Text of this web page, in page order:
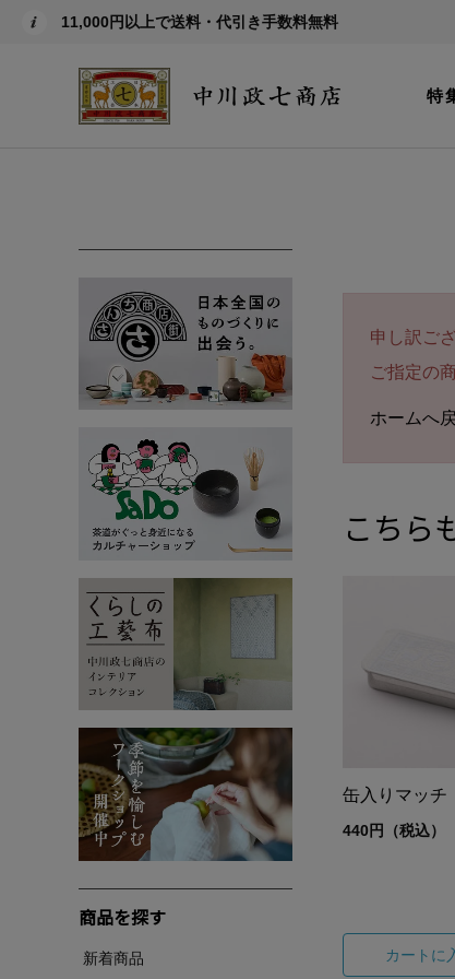
11,000円以上で送料・代引き手数料無料
特
商品を探す
新着商品
申し訳ご
ご指定の
ホームへ
こちら
缶入りマッチ
440円（税込）
カートに